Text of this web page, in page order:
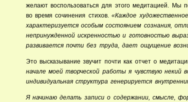
желают воспользоваться для этого медитацией. Мы
во время сочинения стихов.«Каждое
характеризуется особым состоянием сознания,
непринужденной искренностью и готовностью
развивается почти без труда, дает ощущение
Это высказывание звучит почти как отчет о
начале моей творческой работы я чувствую
индивидуальная структура генерируется
Я начинаю делать записи о содержании, смысле,